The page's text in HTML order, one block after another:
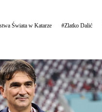
Świata w Katarze #Zlatko Dalić